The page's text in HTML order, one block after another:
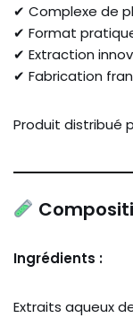
✔ Complexe de
✔ Format
✔ Extraction
✔ Fabrication
Produit distribué
Ingrédients :
Extraits aqueux